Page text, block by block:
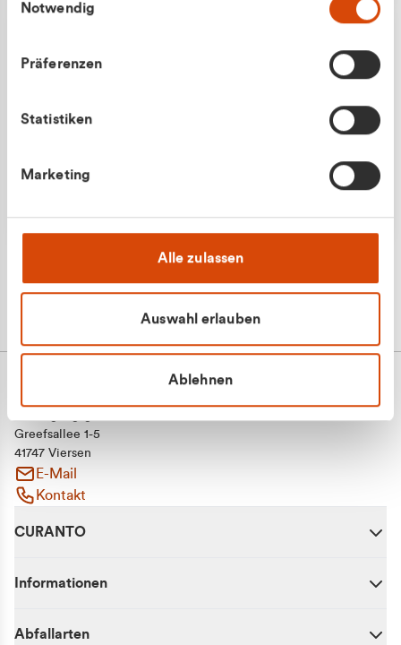
gesammelt haben.
Notwendig
Präferenzen
Statistiken
Marketing
Alle zulassen
Auswahl erlauben
Ablehnen
Greefsallee 1-5
41747 Viersen
E-Mail
Kontakt
CURANTO
Informationen
Abfallarten